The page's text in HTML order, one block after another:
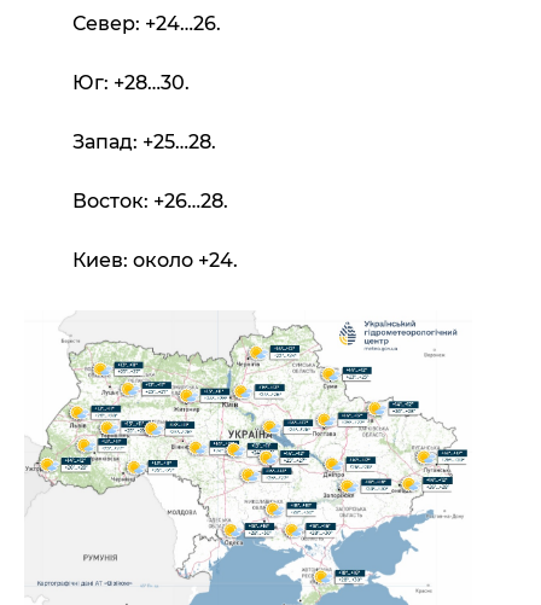
Север: +24…26.
Юг: +28…30.
Запад: +25…28.
Восток: +26…28.
Киев: около +24.